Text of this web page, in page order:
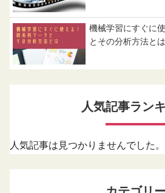
機械学習にすぐに
とその分析方法とは
人気記事ラン
人気記事は見つかりませんでした。